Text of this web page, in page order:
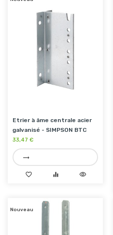
Etrier à âme centrale acier
galvanisé - SIMPSON BTC
33,47 €
trending_flat
favorite_border equalizer visibility
Nouveau